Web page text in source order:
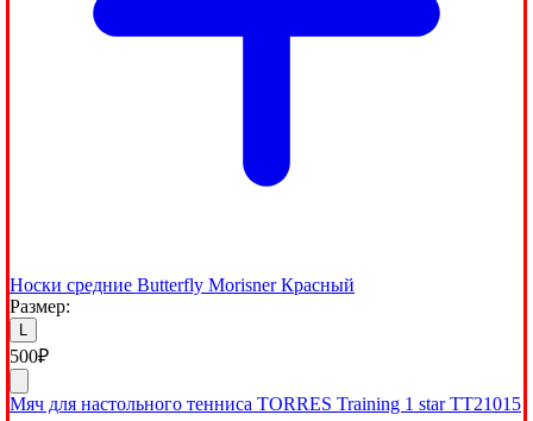
Носки средние Butterfly Morisner Красный
Размер:
500₽
Мяч для настольного тенниса TORRES Training 1 star TT21015